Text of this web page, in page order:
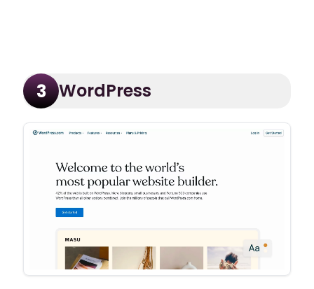
3 WordPress